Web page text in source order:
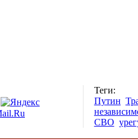
Теги:
Путин
СВО